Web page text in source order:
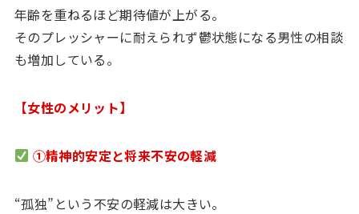
年齢を重ねるほど期待値が上がる。
そのプレッシャーに耐えられず鬱状態になる男性の相談
も増加している。
【女性のメリット】
①精神的安定と将来不安の軽減
“孤独”という不安の軽減は大きい。